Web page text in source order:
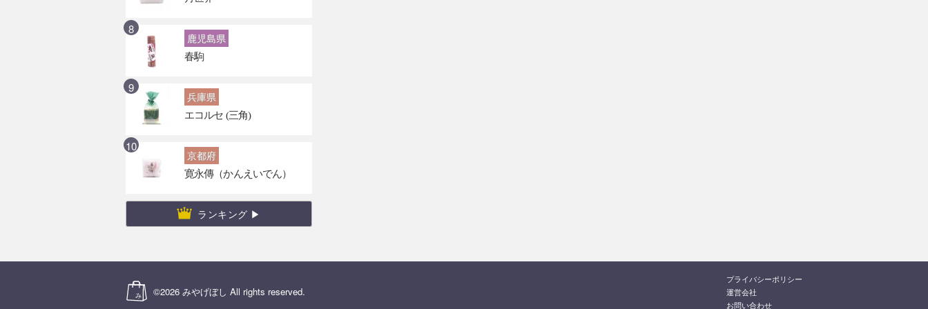
鹿児島県
春駒
兵庫県
エコルセ (三角)
京都府
寛永傳（かんえいでん）
ランキング ▶
©2026 みやげぼし All rights reserved.
プライバシーポリシー
運営会社
お問い合わせ